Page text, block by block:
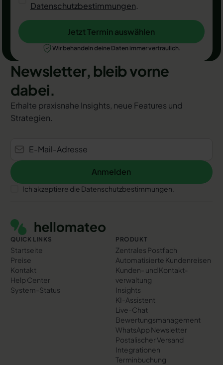
Datenschutzbestimmungen.
Jetzt Termin auswählen
Jetzt Termin auswählen
Wir behandeln deine Daten immer vertraulich.
Newsletter, bleib vorne
dabei.
Erhalte praxisnahe Insights, neue Features und
Strategien.
Anmelden
Anmelden
Ich akzeptiere die Datenschutzbestimmungen.
QUICK LINKS
Startseite
Preise
Kontakt
Help Center
System-Status
PRODUKT
Zentrales Postfach
Automatisierte Kundenreisen
Kunden- und Kontakt­
verwaltung
Insights
KI-Assistent
Live-Chat
Bewertungs­management
WhatsApp Newsletter
Postalischer Versand
Integrationen
Terminbuchung